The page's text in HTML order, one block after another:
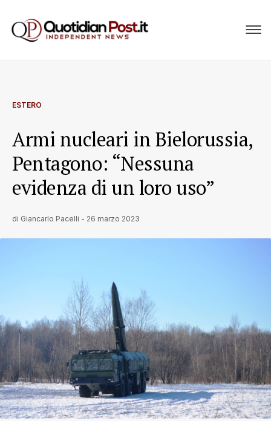
ESTERO
Armi nucleari in Bielorussia,
Pentagono: “Nessuna
evidenza di un loro uso”
di Giancarlo Pacelli - 26 marzo 2023